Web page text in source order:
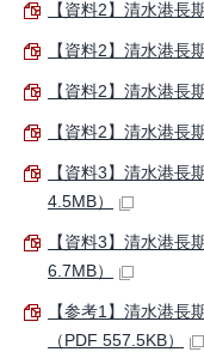
【資料2】清水港長
【資料2】清水港長
【資料2】清水港長
【資料2】清水港長
【資料3】清水港長
4.5MB）
【資料3】清水港長
6.7MB）
【参考1】清水港長
（PDF 557.5KB）